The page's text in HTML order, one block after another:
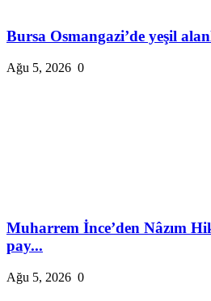
Bursa Osmangazi’de yeşil
Ağu 5, 2026 0
Muharrem İnce’den Nâzım
pay...
Ağu 5, 2026 0